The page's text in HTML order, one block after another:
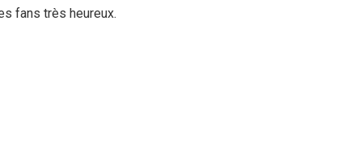
fans très heureux.